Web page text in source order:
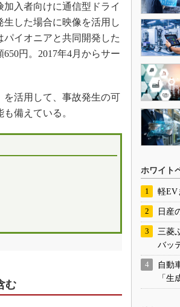
入者向けに通信型ドライ
した場合に映像を活用し
イオニアと共同開発した
円。2017年4月からサー
活用して、事故発生の可
備えている。
む
ホワイト
軽EV
日産
三菱
バッ
自動
「